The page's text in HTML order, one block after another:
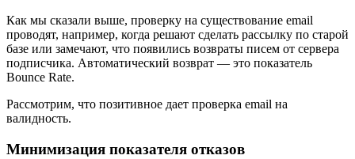
Как мы сказали выше, проверку на существование email
проводят, например, когда решают сделать рассылку по старой
базе или замечают, что появились возвраты писем от сервера
подписчика. Автоматический возврат — это показатель
Bounce Rate.
Рассмотрим, что позитивное дает проверка email на
валидность.
Минимизация показателя отказов